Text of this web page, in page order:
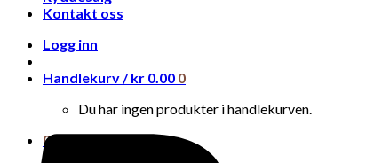
Kontakt oss
Logg inn
Handlekurv /kr 0.00 0
Du har ingen produkter i handlekurven.
0